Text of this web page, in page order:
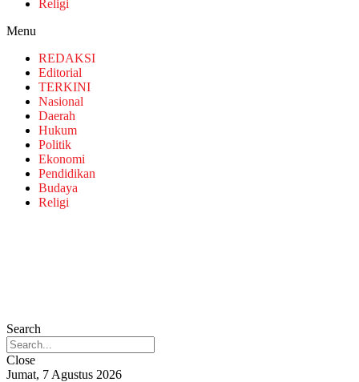
Religi
Menu
REDAKSI
Editorial
TERKINI
Nasional
Daerah
Hukum
Politik
Ekonomi
Pendidikan
Budaya
Religi
Search
Close
Jumat, 7 Agustus 2026